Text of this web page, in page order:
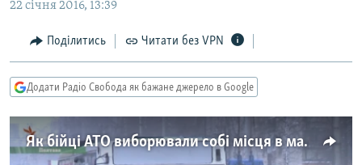
Перейти
пошуку
СУСПІЛЬСТВО
КУЛЬТУРА
УКРАЇНА
СВІТ
ДОНБАС.РЕАЛІЇ
КРИМ.РЕАЛІЇ
СХЕМИ
КИТАЙ.ВИКЛИКИ
МУЛЬТИМЕДІА
22 січня 2016, 13:39
Поділитись Читати без VPN
Додати Радіо Свобода як бажане джерело в Google
Як бійці АТО виборювали собі місця в маршрутках (відео)